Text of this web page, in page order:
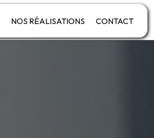
NOS RÉALISATIONS CONTACT